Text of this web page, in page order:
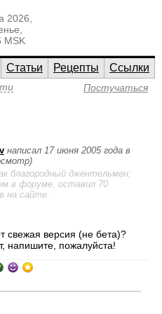
2026,
MSK
Статьи Рецепты
Ссылки
Постучаться
написал 17 июня 2005 года в
благородный джентельмен;
в форуме, оставил 70
на сайте.
свежая версия (не бета)?
напишите, пожалуйста!